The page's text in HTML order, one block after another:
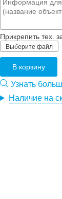
Прикрепить тех.
Выберите файл
В корзину
Узнать
Наличие на